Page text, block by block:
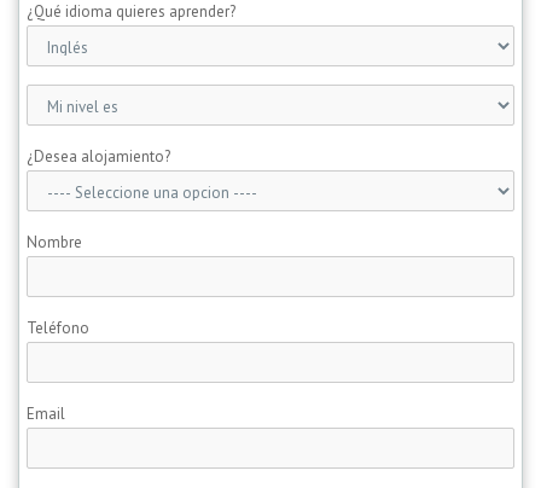
¿Qué idioma quieres aprender?
¿Desea alojamiento?
Nombre
Teléfono
Email